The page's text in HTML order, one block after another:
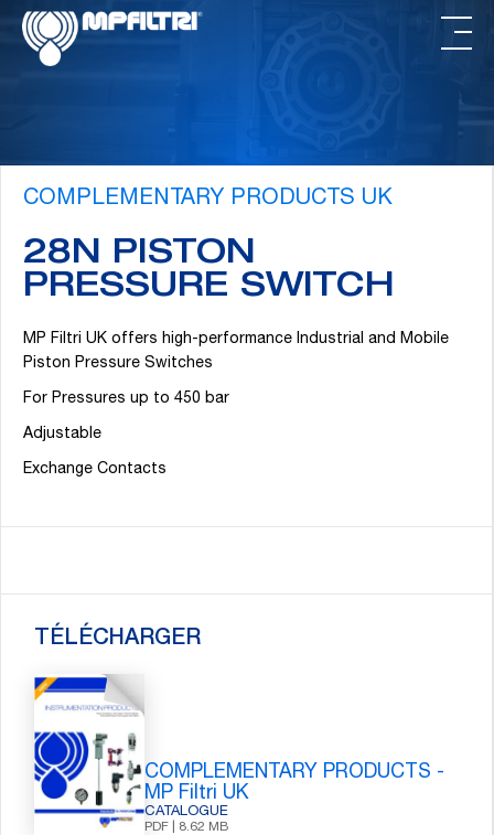
Passer
contenu
Passer
COMPLEMENTARY PRODUCTS UK
28N PISTON
PRESSURE SWITCH
MP Filtri UK offers high-performance Industrial and Mobile
Piston Pressure Switches
For Pressures up to 450 bar
Adjustable
Exchange Contacts
TÉLÉCHARGER
COMPLEMENTARY PRODUCTS -
MP Filtri UK
CATALOGUE
PDF | 8.62 MB